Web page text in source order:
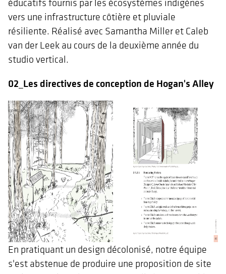
éducatifs fournis par les écosystèmes indigènes
vers une infrastructure côtière et pluviale
résiliente. Réalisé avec Samantha Miller et Caleb
van der Leek au cours de la deuxième année du
studio vertical.
02_Les directives de conception de Hogan's Alley
En pratiquant un design décolonisé, notre équipe
s'est abstenue de produire une proposition de site